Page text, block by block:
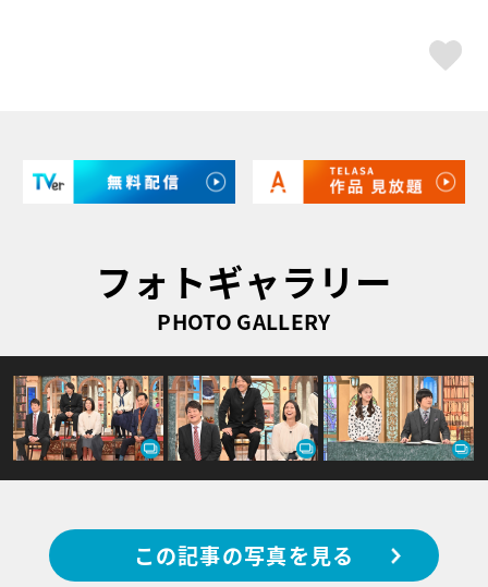
フォトギャラリー
PHOTO GALLERY
この記事の写真を見る